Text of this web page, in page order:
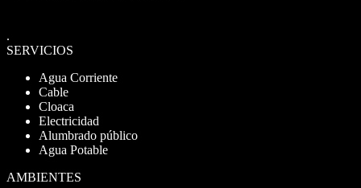
.
SERVICIOS
Agua Corriente
Cable
Cloaca
Electricidad
Alumbrado público
Agua Potable
AMBIENTES